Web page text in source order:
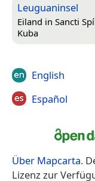
Leuguaninsel
Eiland in Sancti
Kuba
English
Español
Über Mapcarta.
Lizenz zur